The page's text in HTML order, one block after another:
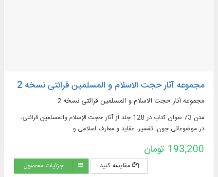
مجموعه آثار حجت الاسلام و المسلمین قرائتی نسخه 2
مجموعه آثار حجت الاسلام و المسلمین قرائتی نسخه 2
متن 73 عنوان کتاب در 128 جلد از آثار حجت الإسلام والمسلمین قرائتی،
در موضوعاتی چون: تفسیر، عقاید و معارف اسلامی و
193,200 تومان
مقایسه کنید جزئیات محصول